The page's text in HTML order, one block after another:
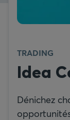
TRADING
Idea
Dénichez